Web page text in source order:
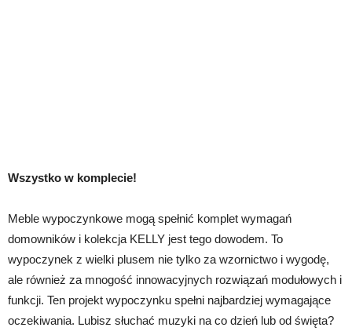
Wszystko w komplecie!
Meble wypoczynkowe mogą spełnić komplet wymagań
domowników i kolekcja KELLY jest tego dowodem. To
wypoczynek z wielki plusem nie tylko za wzornictwo i wygodę,
ale również za mnogość innowacyjnych rozwiązań modułowych i
funkcji. Ten projekt wypoczynku spełni najbardziej wymagające
oczekiwania. Lubisz słuchać muzyki na co dzień lub od święta?